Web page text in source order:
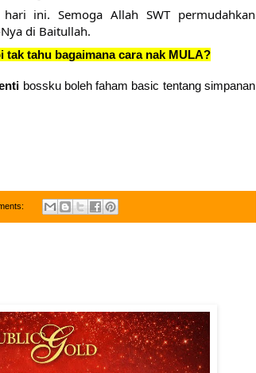
ini. Semoga Allah SWT permudahkan
di Baitullah.
tak tahu bagaimana cara nak MULA?
bossku boleh faham basic tentang simpanan